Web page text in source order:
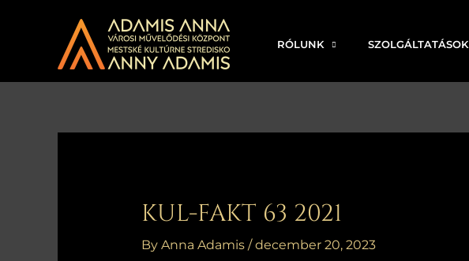
RÓLUNK SZOLGÁLTATÁSOK
KUL-FAKT 63 2021
ByAnna Adamis/december 20, 2023